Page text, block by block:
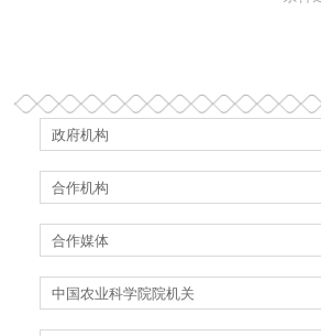
政府机构
合作机构
合作媒体
中国农业科学院院机关